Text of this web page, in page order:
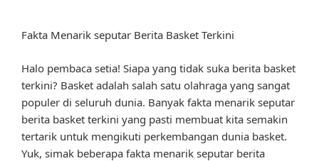
Fakta Menarik seputar Berita Basket Terkini
Halo pembaca setia! Siapa yang tidak suka berita basket
terkini? Basket adalah salah satu olahraga yang sangat
populer di seluruh dunia. Banyak fakta menarik seputar
berita basket terkini yang pasti membuat kita semakin
tertarik untuk mengikuti perkembangan dunia basket.
Yuk, simak beberapa fakta menarik seputar berita